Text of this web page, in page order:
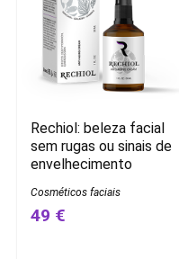
Rechiol: beleza facial
sem rugas ou sinais de
envelhecimento
Cosméticos faciais
49 €